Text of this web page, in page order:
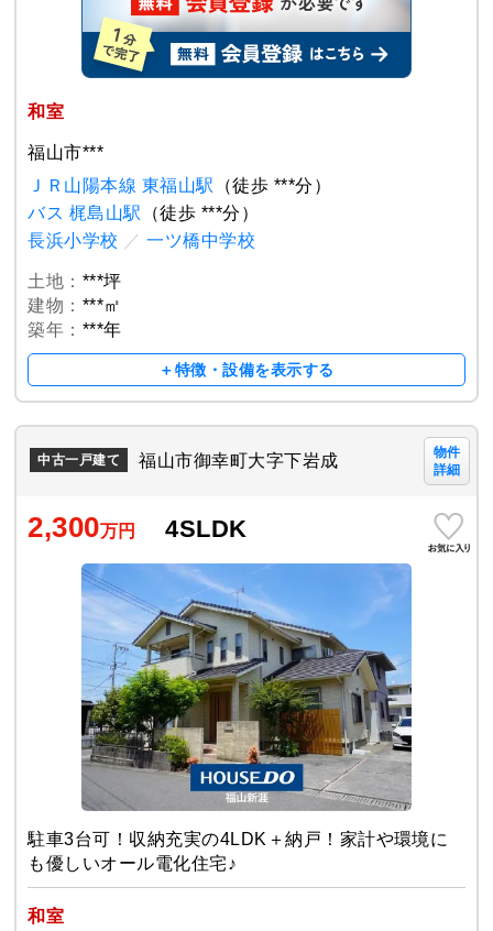
和室
福山市***
ＪＲ山陽本線 東福山駅
（徒歩 ***分）
バス 梶島山駅
（徒歩 ***分）
長浜小学校 ／ 一ツ橋中学校
土地： ***坪
建物： ***㎡
築年： ***年
＋特徴・設備を表示する
中古一戸建て 福山市御幸町大字下岩成
物件
詳細
2,300万円 4SLDK
駐車3台可！収納充実の4LDK＋納戸！家計や環境に
も優しいオール電化住宅♪
和室